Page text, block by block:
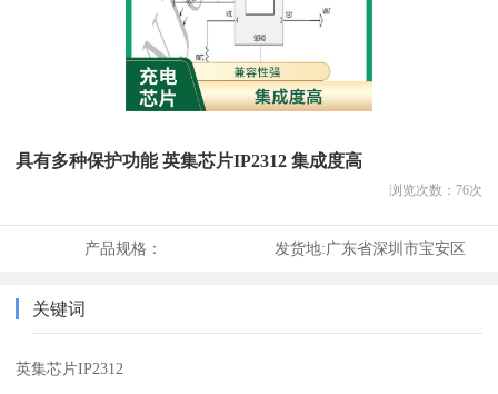
具有多种保护功能 英集芯片IP2312 集成度高
浏览次数： 76次
产品规格： 发货地:广东省深圳市宝安区
关键词
英集芯片IP2312